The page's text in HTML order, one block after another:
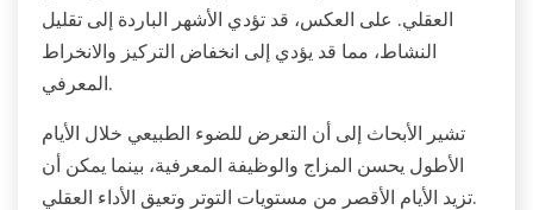
العقلي. على العكس، قد تؤدي الأشهر الباردة إلى تقليل
النشاط، مما قد يؤدي إلى انخفاض التركيز والانخراط
المعرفي.
تشير الأبحاث إلى أن التعرض للضوء الطبيعي خلال الأيام
الأطول يحسن المزاج والوظيفة المعرفية، بينما يمكن أن
تزيد الأيام الأقصر من مستويات التوتر وتعيق الأداء العقلي.